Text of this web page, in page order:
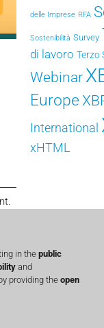
delle Imprese RFA
Sostenibilità Survey
di lavoro Terzo
Webinar
Europe
International
xHTML
in the public
and
providing theopen